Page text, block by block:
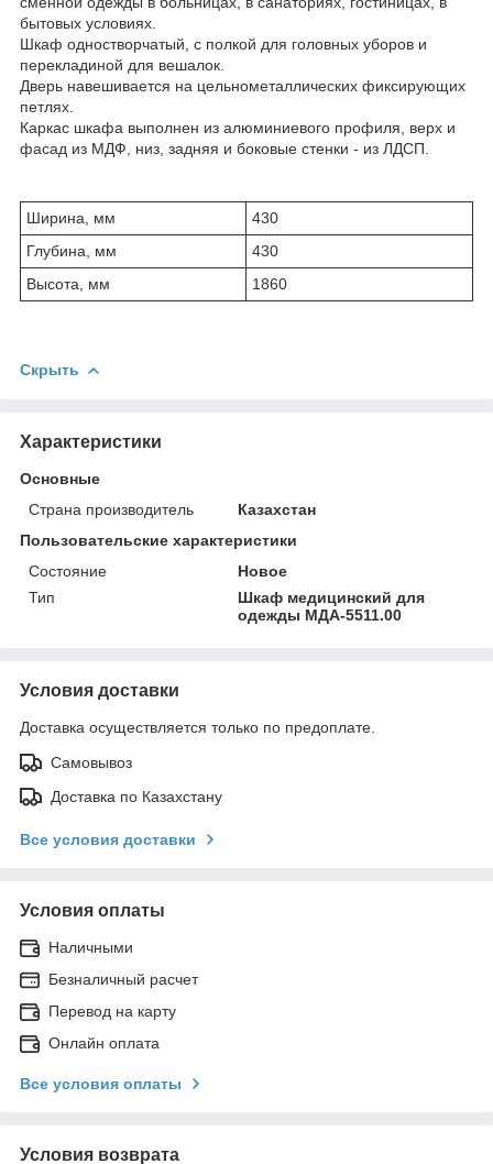
бытовых условиях.
Шкаф одностворчатый, с полкой для головных уборов и
перекладиной для вешалок.
Дверь навешивается на цельнометаллических фиксирующих
петлях.
Каркас шкафа выполнен из алюминиевого профиля, верх и
фасад из МДФ, низ, задняя и боковые стенки - из ЛДСП.
Ширина, мм
430
Глубина, мм
430
Высота, мм
1860
Скрыть
Характеристики
Основные
Страна производитель
Казахстан
Пользовательские характеристики
Состояние
Новое
Тип
Шкаф медицинский для
одежды МДА-5511.00
Условия доставки
Доставка осуществляется только по предоплате.
Самовывоз
Доставка по Казахстану
Все условия доставки
Условия оплаты
Наличными
Безналичный расчет
Перевод на карту
Онлайн оплата
Все условия оплаты
Условия возврата